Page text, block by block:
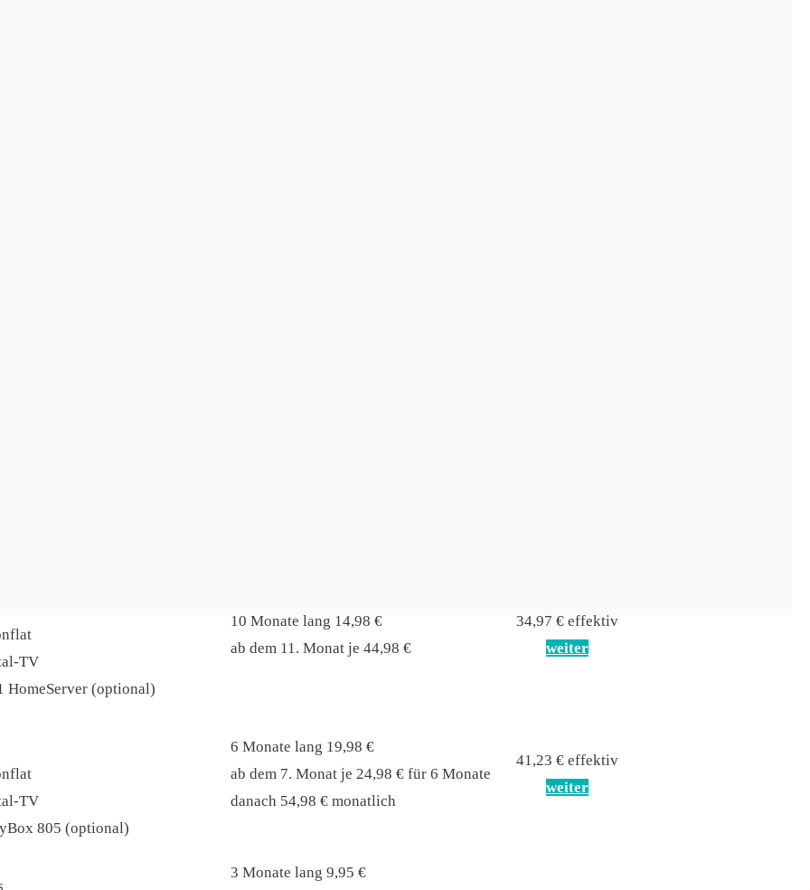
auch in kleineren Städten wie Heilsbronn die Digitalisierung ein wichtiger Faktor der Stadtentwicklung ist.
Göddeldorf, Triebendorf, Markttriebendorf, Seitendorf, Müncherlbach, Höfstetten, Neuhöflein und
TV
HomeServer (optional)
10 Monate lang 14,98 €
ab dem 11. Monat je 44,98 €
34,97 € effektiv
weiter
TV
805 (optional)
6 Monate lang 19,98 €
ab dem 7. Monat je 24,98 € für 6 Monate
danach 54,98 € monatlich
41,23 € effektiv
weiter
3 Monate lang 9,95 €